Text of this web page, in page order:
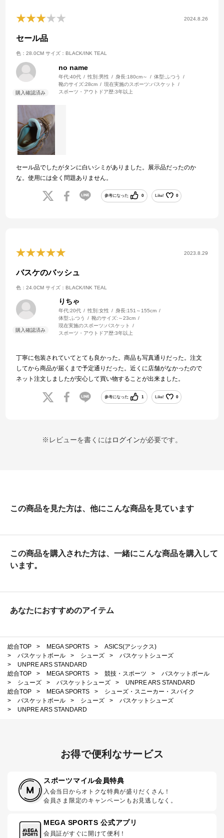
2024.8.26
セール品
色：28.0CM サイズ：BLACK/INK TEAL
no name
年代:40代 性別:男性 身長:180cm～ 体型: ふつう
靴のサイズ:28cm 現在実施のスポーツ:バスケット
スポーツ・アウトドア歴:3年以上
セール品でしたがタンに白いシミがありました。展示品だったのか
な。使用には全く問題ありません。
参考になった 0 Like! 0
2023.8.29
バスケのバッシュ
色：24.0CM サイズ：BLACK/INK TEAL
りちゃ
年代:20代 性別:女性 身長:151～155cm
体型:ふつう 靴のサイズ: ～23cm
現在実施のスポーツ:バスケット
スポーツ・アウトドア歴:3年以上
丁寧に包装されていてとても良かった。商品も写真通りだった。注文
してから商品が届くまで予定通りだった。近くに店舗がなかったので
ネット注文しましたが安心して買い物することが出来ました。
参考になった 1 Like! 0
※レビューを書くにはログインが必要です。
この商品を見た方は、他にこんな商品を見ています
この商品を購入された方は、一緒にこんな商品を購入して
います。
あなたにおすすめのアイテム
総合TOP > MEGA SPORTS >
ASICS(アシックス)
>
バスケットボール > シューズ >
バスケットシューズ
>
UNPRE ARS STANDARD
総合TOP
> MEGA SPORTS > 競技・スポーツ >
バスケットボール
>
シューズ > バスケットシューズ >
UNPRE ARS STANDARD
総合TOP
> MEGA SPORTS >
シューズ・スニーカー・スパイク
>
バスケットボール > シューズ >
バスケットシューズ
>
UNPRE ARS STANDARD
お得で便利なサービス
スポーツマイル会員特典
入会当日からオトクな特典が盛りだくさん！
会員さま限定のキャンペーンもお見逃しなく。
MEGA SPORTS 公式アプリ
会員証がすぐに開けて便利！